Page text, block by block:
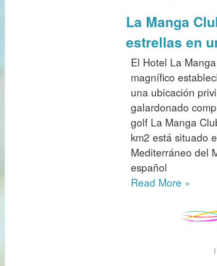
La Manga
estrellas en
El Hotel La
magnífico
una ubicación
galardonado
golf La Manga
km2 está situado
Mediterráneo del
español
Read More »
|